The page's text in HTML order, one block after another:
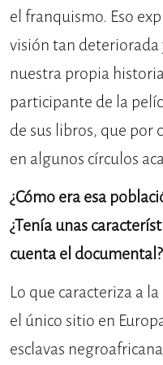
el franquismo. Eso
visión tan
nuestra propia
participante de la
de sus libros, que por
en algunos círculos
¿Cómo era esa
¿Tenía unas
cuenta el documental?
Lo que caracteriza a
el único sitio en
esclavas